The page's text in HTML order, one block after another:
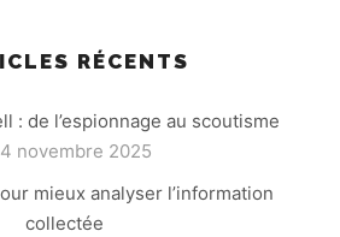
RÉCENTS
: de l’espionnage au scoutisme
novembre 2025
mieux analyser l’information
collectée